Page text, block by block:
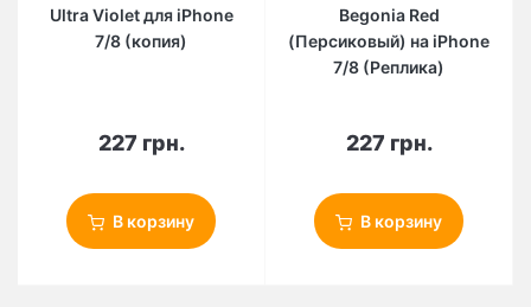
Ultra Violet для iPhone
7/8 (копия)
227 грн.
В корзину
Begonia Red
(Персиковый) на iPhone
7/8 (Реплика)
227 грн.
В корзину